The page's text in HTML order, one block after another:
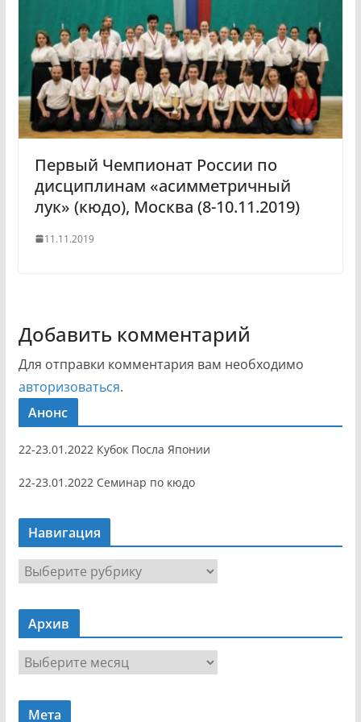
Первый Чемпионат России по
дисциплинам «асимметричный
лук» (кюдо), Москва (8-10.11.2019)
11.11.2019
Добавить комментарий
Для отправки комментария вам необходимо
авторизоваться.
Анонс
22-23.01.2022 Кубок Посла Японии
22-23.01.2022 Семинар по кюдо
Навигация
Н
а
в
г
Архив
р
х
Мета